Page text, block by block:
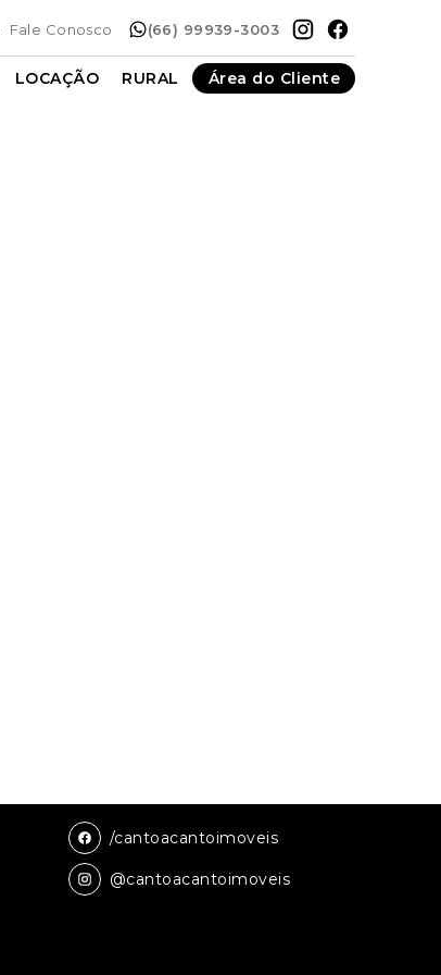
Fale Conosco (66) 99939-3003
LOCAÇÃO RURAL Área do Cliente
/cantoacantoimoveis
@cantoacantoimoveis